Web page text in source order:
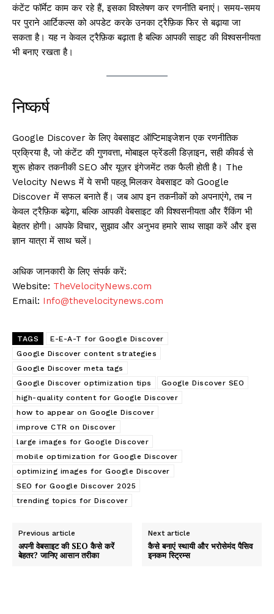
कंटेंट फॉर्मेट काम कर रहे हैं, इसका विश्लेषण कर रणनीति बनाएं। समय-समय
पर पुराने आर्टिकल्स को अपडेट करके उनका ट्रैफ़िक फिर से बढ़ाया जा
सकता है। यह न केवल ट्रैफ़िक बढ़ाता है बल्कि आपकी साइट की विश्वसनीयता
भी बनाए रखता है।
निष्कर्ष
Google Discover के लिए वेबसाइट ऑप्टिमाइजेशन एक रणनीतिक
प्रक्रिया है, जो कंटेंट की गुणवत्ता, मोबाइल फ्रेंडली डिज़ाइन, सही कीवर्ड से
शुरू होकर तकनीकी SEO और यूज़र इंगेजमेंट तक फैली होती है। The
Velocity News में ये सभी पहलू मिलकर वेबसाइट को Google
Discover में सफल बनाते हैं। जब आप इन तकनीकों को अपनाएंगे, तब न
केवल ट्रैफ़िक बढ़ेगा, बल्कि आपकी वेबसाइट की विश्वसनीयता और रैंकिंग भी
बेहतर होगी। आपके विचार, सुझाव और अनुभव हमारे साथ साझा करें और इस
ज्ञान यात्रा में साथ चलें।
अधिक जानकारी के लिए संपर्क करें:
Website: TheVelocityNews.com
Email: Info@thevelocitynews.com
TAGS
E-E-A-T for Google Discover
Google Discover content strategies
Google Discover meta tags
Google Discover optimization tips
Google Discover SEO
high-quality content for Google Discover
how to appear on Google Discover
improve CTR on Discover
large images for Google Discover
mobile optimization for Google Discover
optimizing images for Google Discover
SEO for Google Discover 2025
trending topics for Discover
Previous article
अपनी वेबसाइट की SEO कैसे करें
बेहतर? जानिए आसान तरीका
Next article
कैसे बनाएं स्थायी और भरोसेमंद पैसिव
इनकम स्ट्रिम्स